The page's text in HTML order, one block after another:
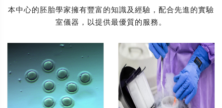
本中心的胚胎學家擁有豐富的知識及經驗，配合先進的實驗
室儀器，以提供最優質的服務。